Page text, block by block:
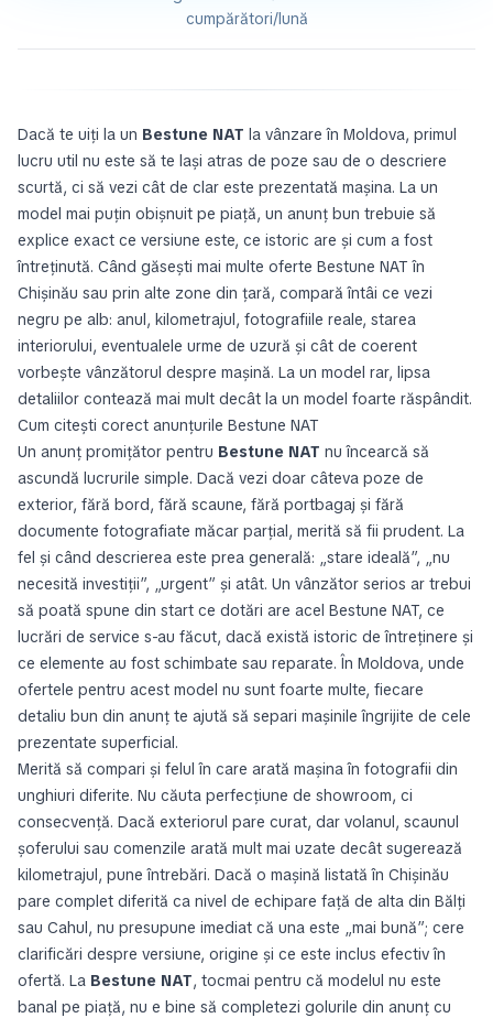
cumpărători/lună
Dacă te uiți la un Bestune NAT la vânzare în Moldova, primul
lucru util nu este să te lași atras de poze sau de o descriere
scurtă, ci să vezi cât de clar este prezentată mașina. La un
model mai puțin obișnuit pe piață, un anunț bun trebuie să
explice exact ce versiune este, ce istoric are și cum a fost
întreținută. Când găsești mai multe oferte Bestune NAT în
Chișinău sau prin alte zone din țară, compară întâi ce vezi
negru pe alb: anul, kilometrajul, fotografiile reale, starea
interiorului, eventualele urme de uzură și cât de coerent
vorbește vânzătorul despre mașină. La un model rar, lipsa
detaliilor contează mai mult decât la un model foarte răspândit.
Cum citești corect anunțurile Bestune NAT
Un anunț promițător pentru Bestune NAT nu încearcă să
ascundă lucrurile simple. Dacă vezi doar câteva poze de
exterior, fără bord, fără scaune, fără portbagaj și fără
documente fotografiate măcar parțial, merită să fii prudent. La
fel și când descrierea este prea generală: „stare ideală”, „nu
necesită investiții”, „urgent” și atât. Un vânzător serios ar trebui
să poată spune din start ce dotări are acel Bestune NAT, ce
lucrări de service s-au făcut, dacă există istoric de întreținere și
ce elemente au fost schimbate sau reparate. În Moldova, unde
ofertele pentru acest model nu sunt foarte multe, fiecare
detaliu bun din anunț te ajută să separi mașinile îngrijite de cele
prezentate superficial.
Merită să compari și felul în care arată mașina în fotografii din
unghiuri diferite. Nu căuta perfecțiune de showroom, ci
consecvență. Dacă exteriorul pare curat, dar volanul, scaunul
șoferului sau comenzile arată mult mai uzate decât sugerează
kilometrajul, pune întrebări. Dacă o mașină listată în Chișinău
pare complet diferită ca nivel de echipare față de alta din Bălți
sau Cahul, nu presupune imediat că una este „mai bună”; cere
clarificări despre versiune, origine și ce este inclus efectiv în
ofertă. La Bestune NAT, tocmai pentru că modelul nu este
banal pe piață, nu e bine să completezi golurile din anunț cu